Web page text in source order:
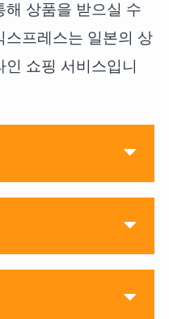
해 상품을 받으실 수
스프레스는 일본의 상
쇼핑 서비스입니